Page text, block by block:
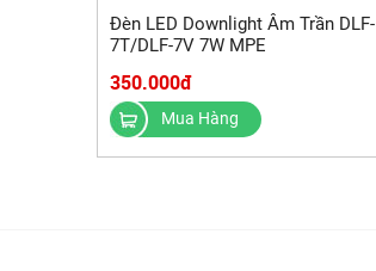
Đèn LED Downlight Âm Trần DLF-
7T/DLF-7V 7W MPE
350.000đ
Mua Hàng